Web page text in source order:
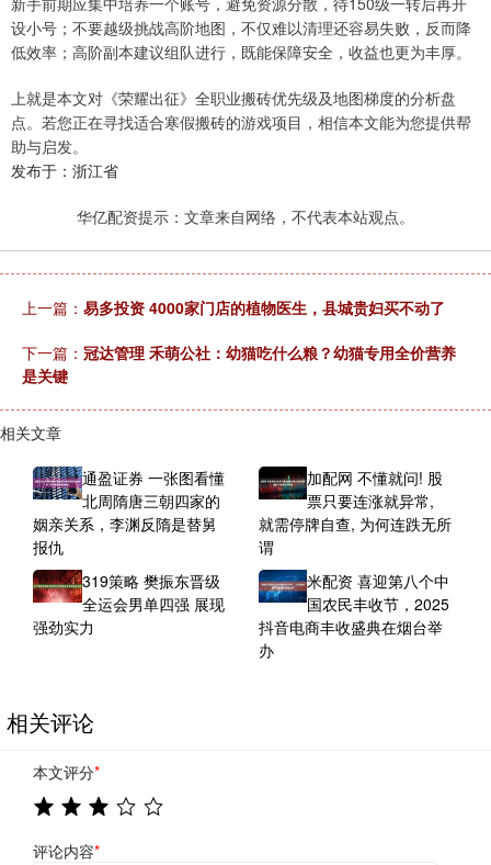
设小号；不要越级挑战高阶地图，不仅难以清理还容易失败，反而降
低效率；高阶副本建议组队进行，既能保障安全，收益也更为丰厚。
上就是本文对《荣耀出征》全职业搬砖优先级及地图梯度的分析盘
点。若您正在寻找适合寒假搬砖的游戏项目，相信本文能为您提供帮
助与启发。
发布于：浙江省
华亿配资提示：文章来自网络，不代表本站观点。
上一篇： 易多投资 4000家门店的植物医生，县城贵妇买不动了
下一篇： 冠达管理 禾萌公社：幼猫吃什么粮？幼猫专用全价营养
是关键
相关文章
通盈证券 一张图看懂
北周隋唐三朝四家的
姻亲关系，李渊反隋是替舅
报仇
加配网 不懂就问! 股
票只要连涨就异常,
就需停牌自查, 为何连跌无所
谓
319策略 樊振东晋级
全运会男单四强 展现
强劲实力
米配资 喜迎第八个中
国农民丰收节，2025
抖音电商丰收盛典在烟台举
办
相关评论
本文评分*
评论内容*